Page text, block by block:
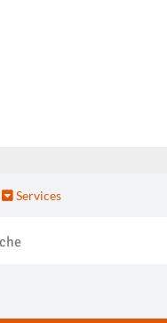
Services